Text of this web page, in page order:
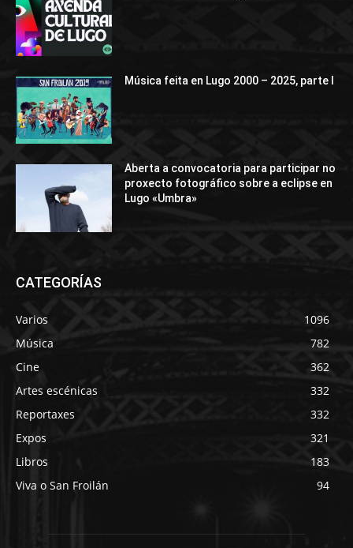
Música feita en Lugo 2000 – 2025, parte I
Aberta a convocatoria para participar no
proxecto fotográfico sobre a eclipse en
Lugo «Umbra»
CATEGORÍAS
Varios
1096
Música
782
Cine
362
Artes escénicas
332
Reportaxes
332
Expos
321
Libros
183
Viva o San Froilán
94